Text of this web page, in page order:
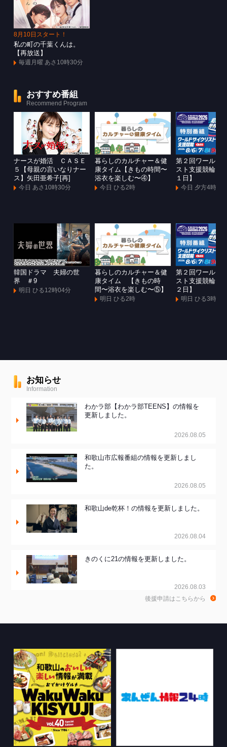
8月10日スタート！
私の町の千葉くんは。
【再放送】
毎週月曜 あさ10時30分
おすすめ番組
Recommend Program
ナースが婚活 ＣＡＳＥ
５【母親の言いなりナー
ス】矢田亜希子[再]
今日 あさ10時30分
暮らしのカルチャー＆健
康タイム【きもの時間〜
浴衣を楽しむ〜④】
今日 ひる2時
第２回ワールド
スト支援競輪
１日】
今日 夕方4時
韓国ドラマ 夫婦の世
界 ＃9
明日 ひる12時04分
暮らしのカルチャー＆健
康タイム 【きもの時
間〜浴衣を楽しむ〜⑤】
明日 ひる2時
第２回ワールド
スト支援競輪
２日】
明日 ひる3時
お知らせ
Information
わかラ部【わかラ部TEENS】の情報を
更新しました。
2026.08.05
和歌山市広報番組の情報を更新しまし
た。
2026.08.05
和歌山de乾杯！の情報を更新しました。
2026.08.04
きのくに21の情報を更新しました。
2026.08.03
WTV NEWS6【WAKAYAMA SDGs】の
情報を更新しました。
特別番組【8月】の情報を更新しました。
わかやま医療ナビの情報を更新しまし
後援申請はこちらから